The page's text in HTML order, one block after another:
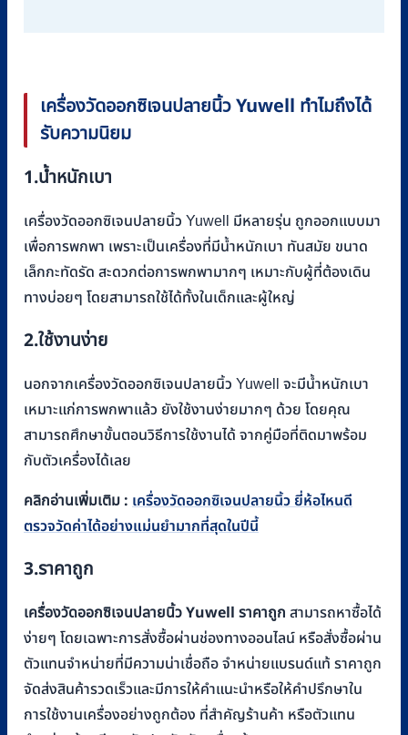
เครื่องวัดออกซิเจนปลายนิ้วYuwell ทำไมถึงได้
รับความนิยม
1.น้ำหนักเบา
เครื่องวัดออกซิเจนปลายนิ้ว Yuwell มีหลายรุ่น ถูกออกแบบมา
เพื่อการพกพา เพราะเป็นเครื่องที่มีน้ำหนักเบา ทันสมัย ขนาด
เล็กกะทัดรัด สะดวกต่อการพกพามากๆ เหมาะกับผู้ที่ต้องเดิน
ทางบ่อยๆ โดยสามารถใช้ได้ทั้งในเด็กและผู้ใหญ่
2.ใช้งานง่าย
นอกจากเครื่องวัดออกซิเจนปลายนิ้ว Yuwell จะมีน้ำหนักเบา
เหมาะแก่การพกพาแล้ว ยังใช้งานง่ายมากๆ ด้วย โดยคุณ
สามารถศึกษาขั้นตอนวิธีการใช้งานได้ จากคู่มือที่ติดมาพร้อม
กับตัวเครื่องได้เลย
คลิกอ่านเพิ่มเติม : เครื่องวัดออกซิเจนปลายนิ้ว ยี่ห้อไหนดี
ตรวจวัดค่าได้อย่างแม่นยำมากที่สุดในปีนี้
3.ราคาถูก
เครื่องวัดออกซิเจนปลายนิ้วYuwell ราคาถูก สามารถหาซื้อได้
ง่ายๆ โดยเฉพาะการสั่งซื้อผ่านช่องทางออนไลน์ หรือสั่งซื้อผ่าน
ตัวแทนจำหน่ายที่มีความน่าเชื่อถือ จำหน่ายแบรนด์แท้ ราคาถูก
จัดส่งสินค้ารวดเร็วและมีการให้คำแนะนำหรือให้คำปรึกษาใน
การใช้งานเครื่องอย่างถูกต้อง ที่สำคัญร้านค้า หรือตัวแทน